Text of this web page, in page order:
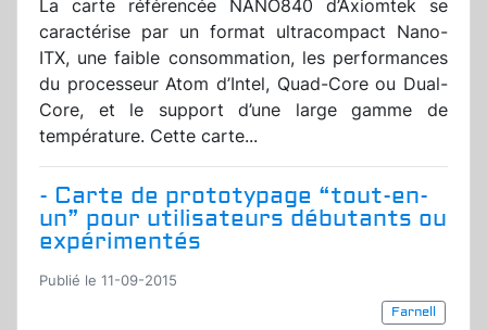
La carte référencée NANO840 d’Axiomtek se
caractérise par un format ultracompact Nano-
ITX, une faible consommation, les performances
du processeur Atom d’Intel, Quad-Core ou Dual-
Core, et le support d’une large gamme de
température. Cette carte...
- Carte de prototypage “tout-en-
un” pour utilisateurs débutants ou
expérimentés
Publié le 11-09-2015
Farnell